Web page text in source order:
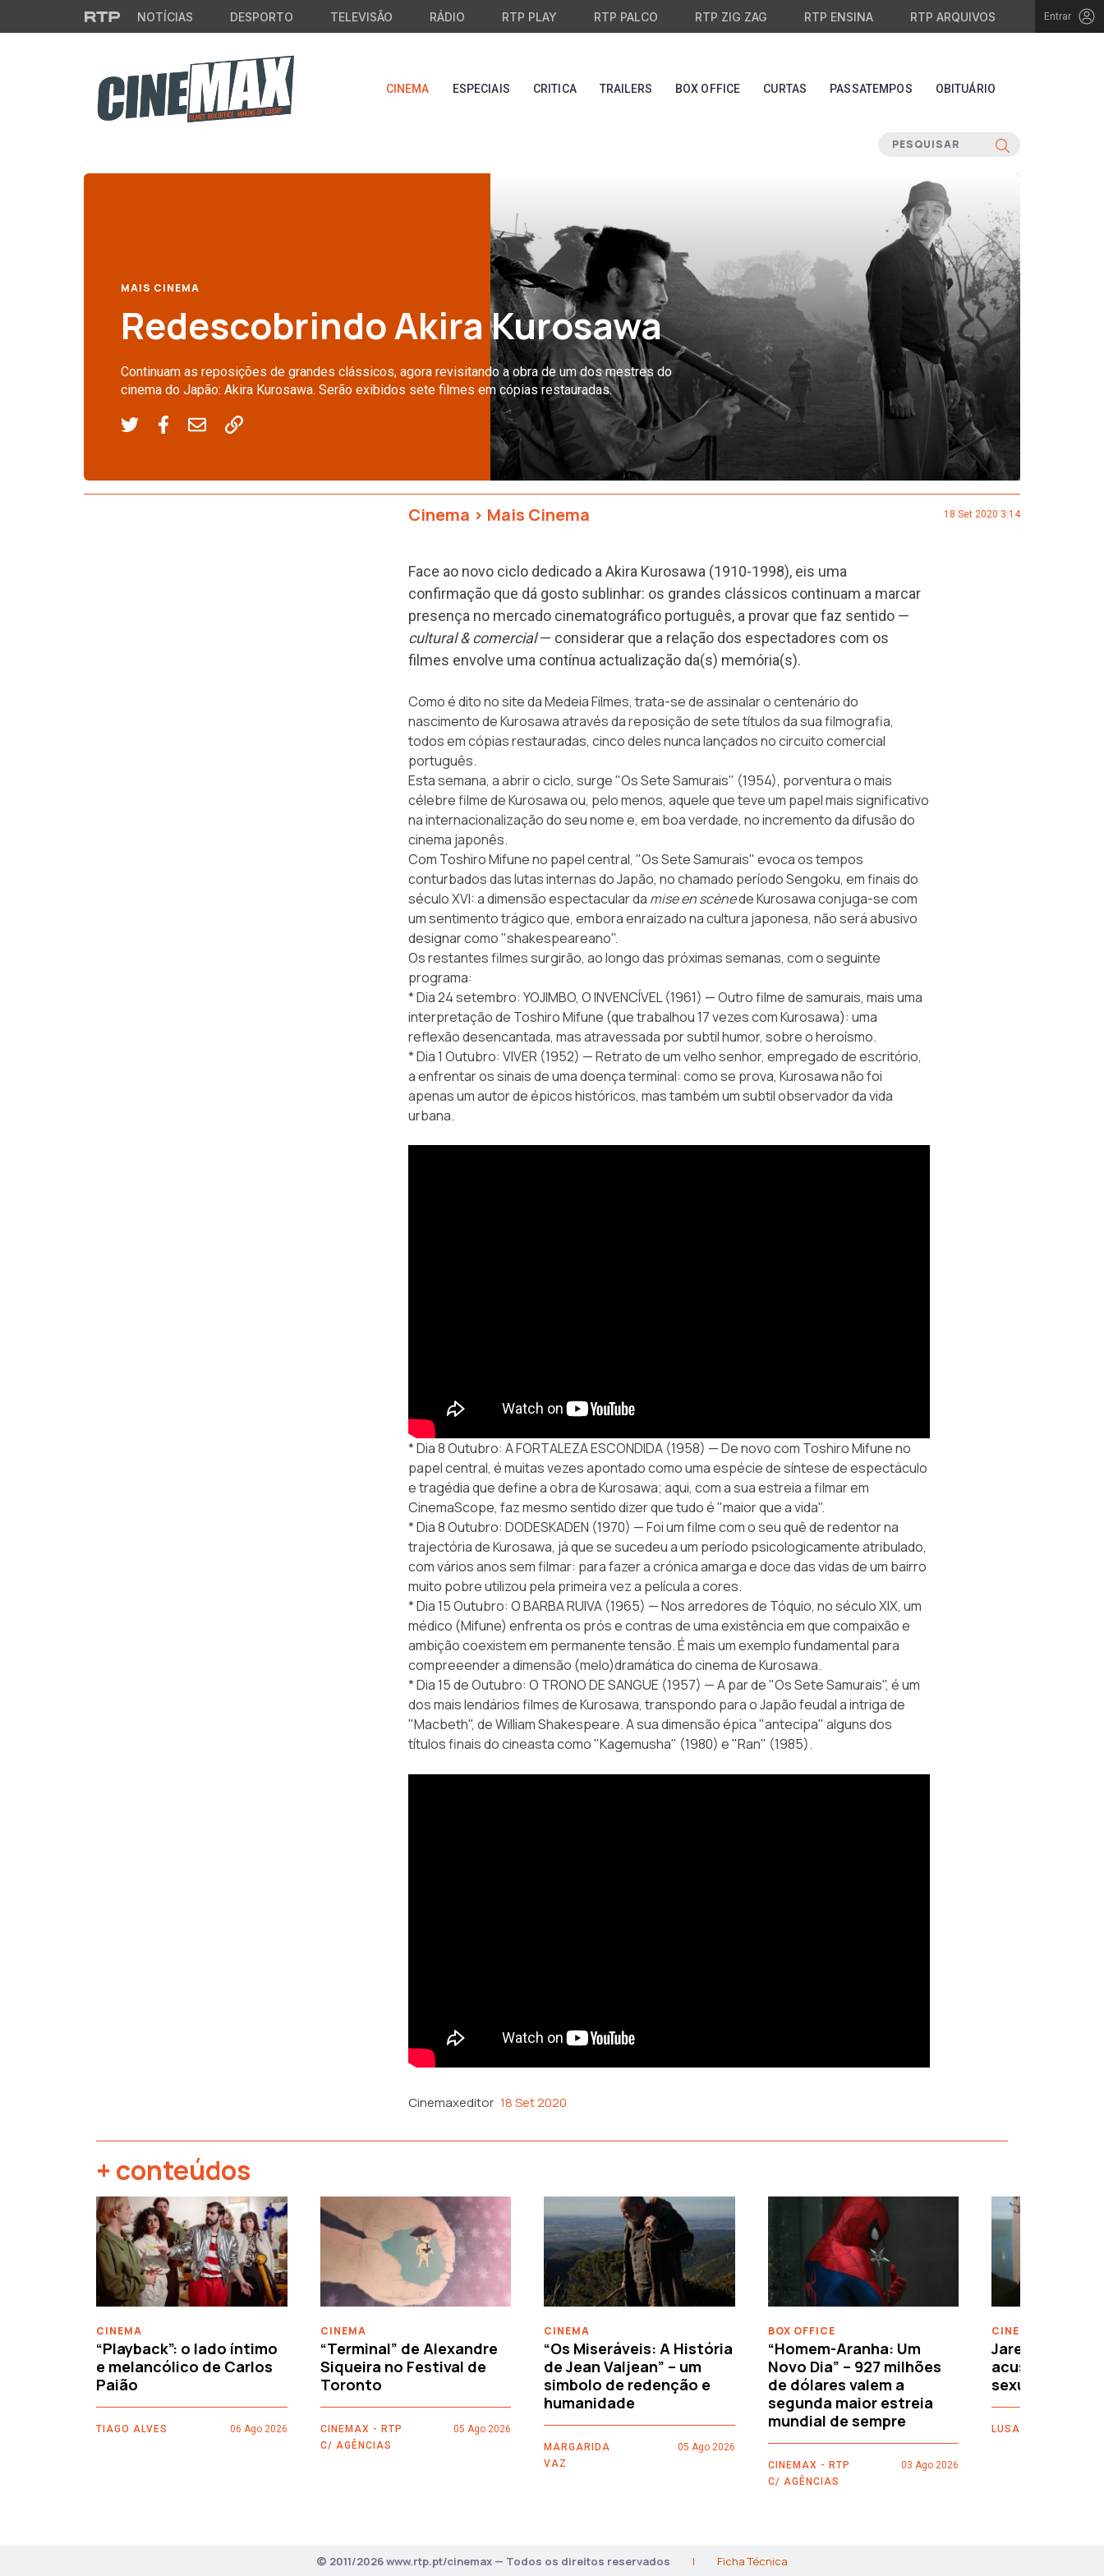
Saltar para o conteúdo principal
NOTÍCIAS DESPORTO TELEVISÃO RÁDIO RTP PLAY RTP PALCO RTP ZIG ZAG RTP ENSINA RTP ARQUIVOS Entrar
CINEMA ESPECIAIS CRITICA TRAILERS BOX OFFICE CURTAS PASSATEMPOS OBITUÁRIO
MAIS CINEMA
Redescobrindo Akira Kurosawa
Continuam as reposições de grandes clássicos, agora revisitando a obra de um dos mestres do
cinema do Japão: Akira Kurosawa. Serão exibidos sete filmes em cópias restauradas.
Cinema > Mais Cinema 18 Set 2020 3:14
Face ao novo ciclo dedicado a Akira Kurosawa (1910-1998), eis uma
confirmação que dá gosto sublinhar: os grandes clássicos continuam a marcar
presença no mercado cinematográfico português, a provar que faz sentido —
cultural & comercial— considerar que a relação dos espectadores com os
filmes envolve uma contínua actualização da(s) memória(s).
Como é dito no site daMedeia Filmes, trata-se de assinalar o centenário do
nascimento de Kurosawa através da reposição de sete títulos da sua filmografia,
todos em cópias restauradas, cinco deles nunca lançados no circuito comercial
português.
Esta semana, a abrir o ciclo, surge "Os Sete Samurais" (1954), porventura o mais
célebre filme de Kurosawa ou, pelo menos, aquele que teve um papel mais significativo
na internacionalização do seu nome e, em boa verdade, no incremento da difusão do
cinema japonês.
Com Toshiro Mifune no papel central, "Os Sete Samurais" evoca os tempos
conturbados das lutas internas do Japão, no chamado período Sengoku, em finais do
século XVI: a dimensão espectacular da mise en scènede Kurosawa conjuga-se com
um sentimento trágico que, embora enraizado na cultura japonesa, não será abusivo
designar como "shakespeareano".
Os restantes filmes surgirão, ao longo das próximas semanas, com o seguinte
programa:
* Dia 24 setembro: YOJIMBO, O INVENCÍVEL (1961) — Outro filme de samurais, mais uma
interpretação de Toshiro Mifune (que trabalhou 17 vezes com Kurosawa): uma
reflexão desencantada, mas atravessada por subtil humor, sobre o heroísmo.
* Dia 1 Outubro: VIVER (1952) — Retrato de um velho senhor, empregado de escritório,
a enfrentar os sinais de uma doença terminal: como se prova, Kurosawa não foi
apenas um autor de épicos históricos, mas também um subtil observador da vida
urbana.
* Dia 8 Outubro: A FORTALEZA ESCONDIDA (1958) — De novo com Toshiro Mifune no
papel central, é muitas vezes apontado como uma espécie de síntese de espectáculo
e tragédia que define a obra de Kurosawa; aqui, com a sua estreia a filmar em
CinemaScope, faz mesmo sentido dizer que tudo é "maior que a vida".
* Dia 8 Outubro: DODESKADEN (1970) — Foi um filme com o seu quê de redentor na
trajectória de Kurosawa, já que se sucedeu a um período psicologicamente atribulado,
com vários anos sem filmar: para fazer a crónica amarga e doce das vidas de um bairro
muito pobre utilizou pela primeira vez a película a cores.
* Dia 15 Outubro: O BARBA RUIVA (1965) — Nos arredores de Tóquio, no século XIX, um
médico (Mifune) enfrenta os prós e contras de uma existência em que compaixão e
ambição coexistem em permanente tensão. É mais um exemplo fundamental para
compreeender a dimensão (melo)dramática do cinema de Kurosawa.
* Dia 15 de Outubro: O TRONO DE SANGUE (1957) — A par de "Os Sete Samurais", é um
dos mais lendários filmes de Kurosawa, transpondo para o Japão feudal a intriga de
"Macbeth", de William Shakespeare. A sua dimensão épica "antecipa" alguns dos
títulos finais do cineasta como "Kagemusha" (1980) e "Ran" (1985).
Cinemaxeditor 18 Set 2020
+ conteúdos
CINEMA
“Playback”: o lado íntimo
e melancólico de Carlos
Paião
TIAGO ALVES 06 Ago 2026
CINEMA
“Terminal” de Alexandre
Siqueira no Festival de
Toronto
CINEMAX - RTP
C/ AGÊNCIAS
05 Ago 2026
CINEMA
“Os Miseráveis: A História
de Jean Valjean” – um
simbolo de redenção e
humanidade
MARGARIDA
VAZ
05 Ago 2026
BOX OFFICE
“Homem-Aranha: Um
Novo Dia” – 927 milhões
de dólares valem a
segunda maior estreia
mundial de sempre
CINEMAX - RTP
C/ AGÊNCIAS
03 Ago 2026
CINEMA
Jared Leto
acusações de
sexuais
LUSA
‹
© 2011/2026 www.rtp.pt/cinemax — Todos os direitos reservados | Ficha Técnica